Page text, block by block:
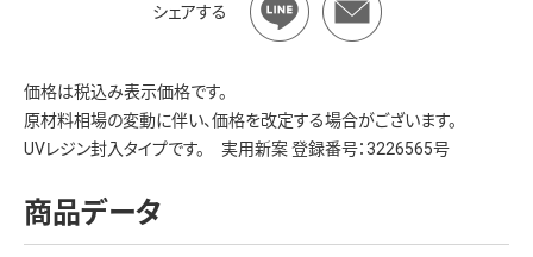
シェアする
価格は税込み表示価格です。
原材料相場の変動に伴い、価格を改定する場合がございます。
UVレジン封入タイプです。 実用新案 登録番号：3226565号
商品データ